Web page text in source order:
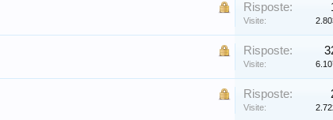
Risposte:
Visite:
Risposte:
Visite:
Risposte:
Visite: